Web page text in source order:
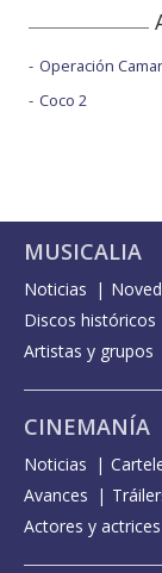
Operación
Coco 2
MUSICALIA
Noticias
Discos históricos
Artistas y grupos
CINEMANÍA
Noticias
Avances
Actores y actrices